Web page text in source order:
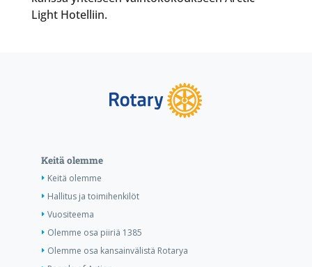
Light Hotelliin.
Keitä olemme
Keitä olemme
Hallitus ja toimihenkilöt
Vuositeema
Olemme osa piiriä 1385
Olemme osa kansainvälistä Rotarya